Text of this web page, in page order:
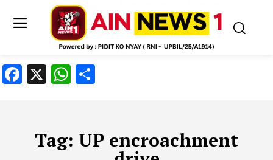
Facebook
X WhatsApp
Tag: UP encroachment